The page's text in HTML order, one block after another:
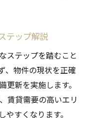
テップ解説
ステップを踏むこと
、物件の現状を正確
新を実施します。
賃貸需要の高いエリ
すくなります。